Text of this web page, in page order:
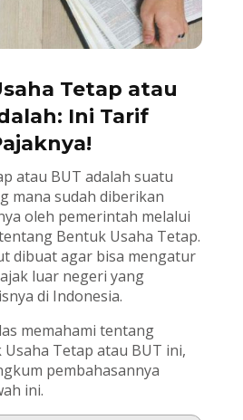
Tetap atau
Ini Tarif
atau BUT adalah suatu
mana sudah diberikan
oleh pemerintah melalui
Bentuk Usaha Tetap.
dibuat agar bisa mengatur
luar negeri yang
di Indonesia.
memahami tentang
Tetap atau BUT ini,
pembahasannya
ini.